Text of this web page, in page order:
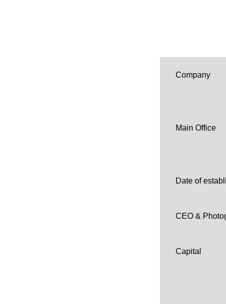
Company
Main Office
Date of
CEO &
Capital